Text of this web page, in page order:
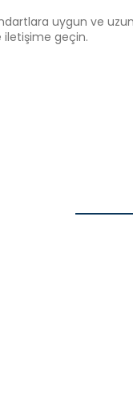
uygun ve
iletişime geçin.